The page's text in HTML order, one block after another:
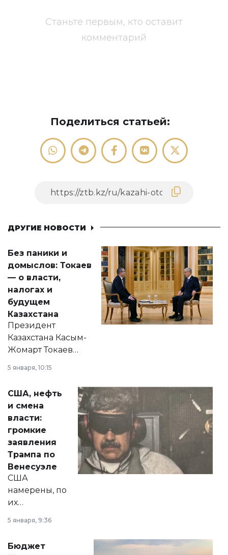
Станьте первым, кто оставит
комментарий
Поделиться статьей:
ДРУГИЕ НОВОСТИ
Без паники и
домыслов: Токаев
— о власти,
налогах и
будущем
Казахстана
Президент
Казахстана Касым-
Жомарт Токаев
сразу несколько
актуальных тем —
от слухов о
политических
реформах до
вопросов армии,
экономики и
личного здоровья.
5 января, 10:15
США, нефть
и смена
власти:
громкие
заявления
Трампа по
Венесуэле
США
намерены, по
их
принести
народу
5 января, 9:36
Бюджет